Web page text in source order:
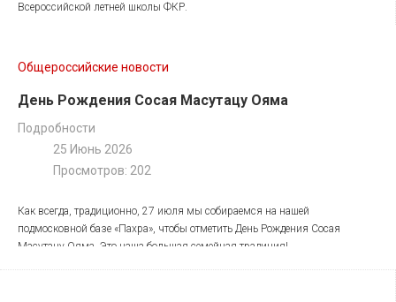
Всероссийской летней школы ФКР.
РЕЗУЛЬТАТЫ:
Общероссийские новости
День Рождения Сосая Масутацу Ояма
Подробности
25 Июнь 2026
Просмотров: 202
Как всегда, традиционно, 27 июля мы собираемся на нашей
подмосковной базе «Пахра», чтобы отметить День Рождения Сосая
Масутацу Ояма. Это наша большая семейная традиция!